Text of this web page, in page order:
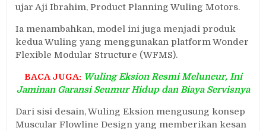
ujar Aji Ibrahim, Product Planning Wuling Motors.
Ia menambahkan, model ini juga menjadi produk
kedua Wuling yang menggunakan platform Wonder
Flexible Modular Structure (WFMS).
BACA JUGA: Wuling Eksion Resmi Meluncur, Ini
Jaminan Garansi Seumur Hidup dan Biaya Servisnya
Dari sisi desain, Wuling Eksion mengusung konsep
Muscular Flowline Design yang memberikan kesan